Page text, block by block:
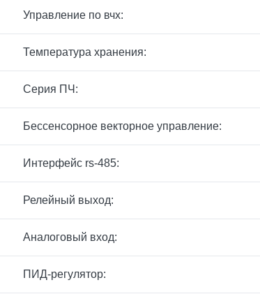
Управление по вчх:
Температура хранения:
Серия ПЧ:
Бессенсорное векторное управление:
Интерфейс rs-485:
Релейный выход:
Аналоговый вход:
ПИД-регулятор: